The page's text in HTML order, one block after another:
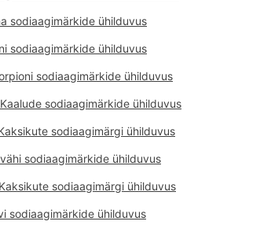
sodiaagimärkide ühilduvus
sodiaagimärkide ühilduvus
sodiaagimärkide ühilduvus
sodiaagimärkide ühilduvus
sodiaagimärgi ühilduvus
sodiaagimärkide ühilduvus
sodiaagimärgi ühilduvus
sodiaagimärkide ühilduvus